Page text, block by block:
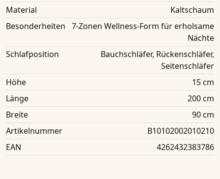
Material
Kaltschaum
Besonderheiten
7-Zonen Wellness-Form für erholsame
Nächte
Schlafposition
Bauchschläfer, Rückenschläfer,
Seitenschläfer
Höhe
15 cm
Länge
200 cm
Breite
90 cm
Artikelnummer
B10102002010210
EAN
4262432383786